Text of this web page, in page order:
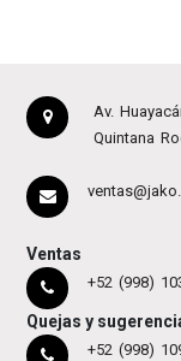
Av.
Quintana
Ventas
+52 (998)
Quejas y
+52 (998)